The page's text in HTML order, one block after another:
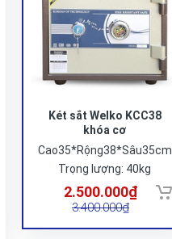
Két sắt Welko KCC38
khóa cơ
Cao35*Rộng38*Sâu35cm
Trọng lượng: 40kg
2.500.000₫
3.400.000₫